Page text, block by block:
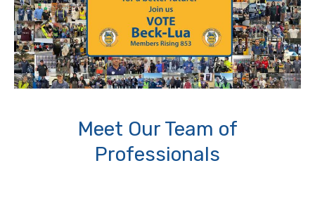
Meet Our Team of
Professionals